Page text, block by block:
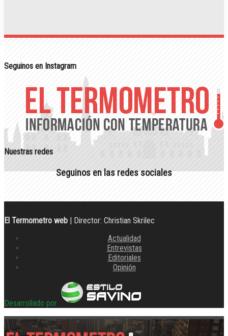
Seguinos en Instagram
Nuestras redes
Seguinos en las redes sociales
El Termometro web | Director: Christian Skrilec
Actualidad
Entrevistas
Editoriales
Opinión
Desarrollado por